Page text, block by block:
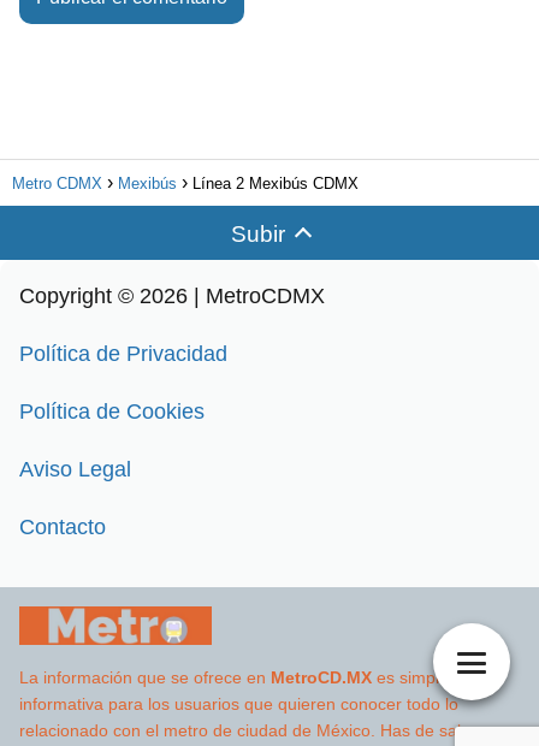
Metro CDMX Mexibús Línea 2 Mexibús CDMX
Subir
Copyright © 2026 | MetroCDMX
Política de Privacidad
Política de Cookies
Aviso Legal
Contacto
La información que se ofrece en MetroCD.MX es simplemente
informativa para los usuarios que quieren conocer todo lo
relacionado con el metro de ciudad de México. Has de saber que